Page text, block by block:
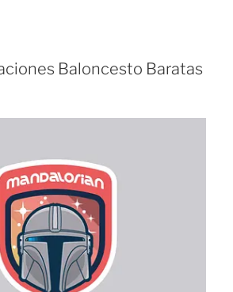
Baloncesto Baratas